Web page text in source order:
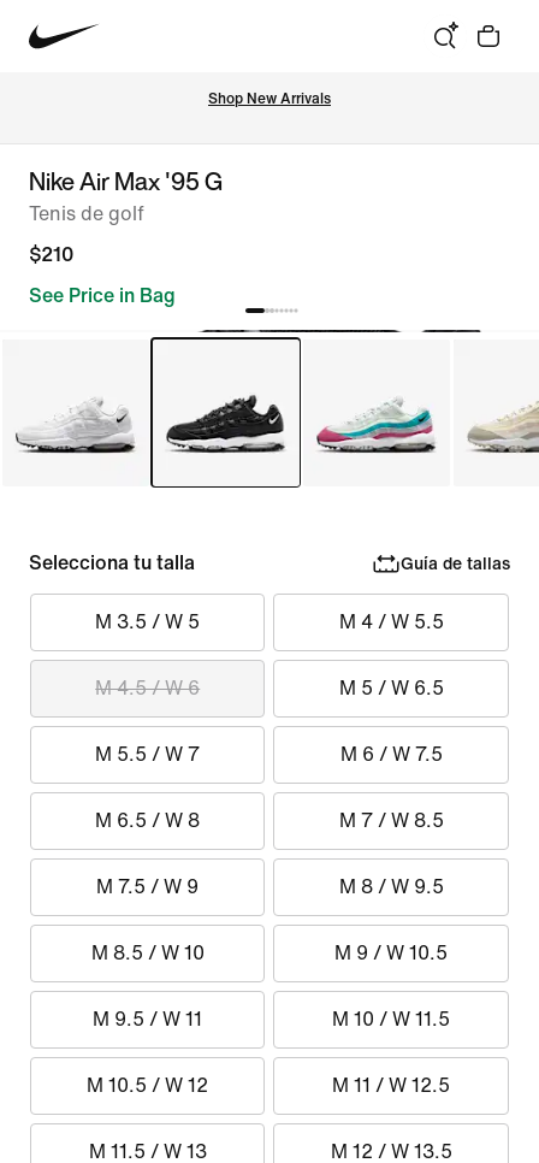
Shop New Arrivals
Nike Air Max '95 G
Tenis de golf
$210
See Price in Bag
Selecciona tu talla Guía de tallas
M 3.5 / W 5 M 4 / W 5.5
M 4.5 / W 6 M 5 / W 6.5
M 5.5 / W 7 M 6 / W 7.5
M 6.5 / W 8 M 7 / W 8.5
M 7.5 / W 9 M 8 / W 9.5
M 8.5 / W 10 M 9 / W 10.5
M 9.5 / W 11 M 10 / W 11.5
M 10.5 / W 12 M 11 / W 12.5
M 11.5 / W 13 M 12 / W 13.5